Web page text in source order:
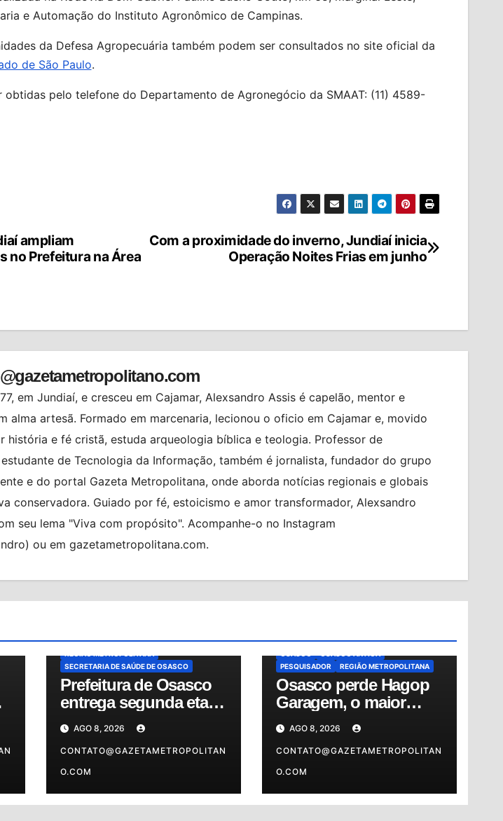
e Automação do Instituto Agronômico de Campinas.
da Defesa Agropecuária também podem ser consultados no site oficial da
de São Paulo.
obtidas pelo telefone do Departamento de Agronegócio da SMAAT: (11) 4589-
Com a proximidade do inverno, Jundiaí inicia
Operação Noites Frias em junho
ampliam
no Prefeitura na Área
em Jundiaí, e cresceu em Cajamar, Alexsandro Assis é capelão, mentor e
alma artesã. Formado em marcenaria, lecionou o oficio em Cajamar e, movido
história e fé cristã, estuda arqueologia bíblica e teologia. Professor de
de Tecnologia da Informação, também é jornalista, fundador do grupo
e do portal Gazeta Metropolitana, onde aborda notícias regionais e globais
conservadora. Guiado por fé, estoicismo e amor transformador, Alexsandro
seu lema "Viva com propósito". Acompanhe-o no Instagram
ou em gazetametropolitana.com.
MODERNIZAÇÃO HOSPITALAR
MUNDO
PS ANDRÉ SACCO
REFORMA DA SAÚDE
SECRETARIA DE SAÚDE DE OSASCO
Prefeitura de Osasco
entrega segunda etapa
da reforma do PS
André Sacco neste
sábado (8)
AGO 8, 2026
CONTATO@GAZETAMETROPOLITAN
O.COM
GERSON PESSOA
HAGOP GARAGEM
MEMÓRIA DE OSASCO
MUNDO
NOTÍCIAS
PESQUISADOR
REGIÃO METROPOLITANA
Osasco perde Hagop
Garagem, o maior
guardião da memória
da cidade
AGO 8, 2026
CONTATO@GAZETAMETROPOLITAN
O.COM